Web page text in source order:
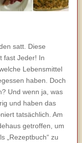
satt. Diese
fast Jeder! In
Lebensmittel
haben. Doch
Und wenn ja, was
und haben das
tatsächlich. Am
getroffen, um
„Rezeptbuch“ zu